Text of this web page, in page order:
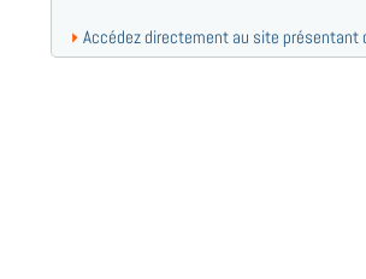
Accédez directement au site